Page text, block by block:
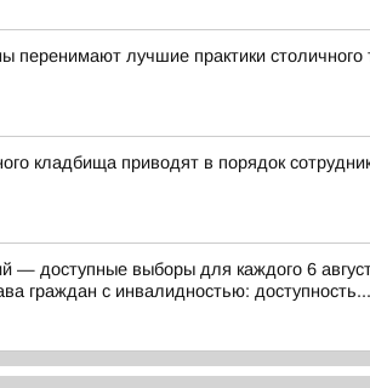
перенимают лучшие практики столичного
кладбища приводят в порядок
— доступные выборы для каждого 6
граждан с инвалидностью: доступность...